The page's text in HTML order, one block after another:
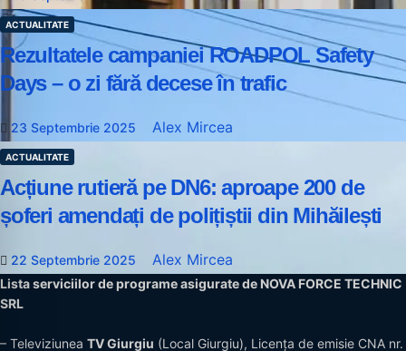
ACTUALITATE
Rezultatele campaniei ROADPOL Safety
Days – o zi fără decese în trafic
23 Septembrie 2025 Alex Mircea
ACTUALITATE
Acțiune rutieră pe DN6: aproape 200 de
șoferi amendați de polițiștii din Mihăilești
22 Septembrie 2025 Alex Mircea
Lista serviciilor de programe asigurate de NOVA FORCE TECHNIC
SRL
– Televiziunea TV Giurgiu (Local Giurgiu), Licența de emisie CNA nr.